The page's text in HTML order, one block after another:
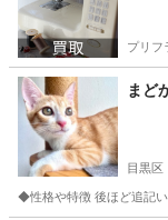
プリフ
まど
目黒区
◆性格や特徴 後ほど追記